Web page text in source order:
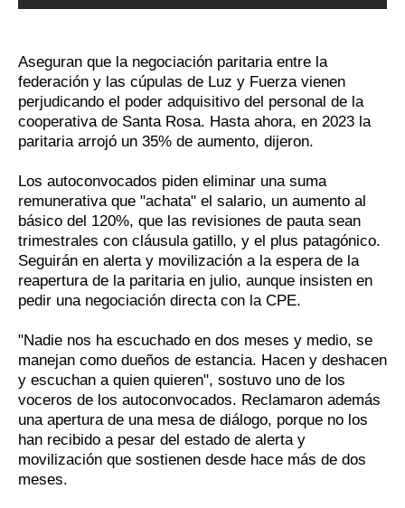
Aseguran que la negociación paritaria entre la
federación y las cúpulas de Luz y Fuerza vienen
perjudicando el poder adquisitivo del personal de la
cooperativa de Santa Rosa. Hasta ahora, en 2023 la
paritaria arrojó un 35% de aumento, dijeron.
Los autoconvocados piden eliminar una suma
remunerativa que "achata" el salario, un aumento al
básico del 120%, que las revisiones de pauta sean
trimestrales con cláusula gatillo, y el plus patagónico.
Seguirán en alerta y movilización a la espera de la
reapertura de la paritaria en julio, aunque insisten en
pedir una negociación directa con la CPE.
"Nadie nos ha escuchado en dos meses y medio, se
manejan como dueños de estancia. Hacen y deshacen
y escuchan a quien quieren", sostuvo uno de los
voceros de los autoconvocados. Reclamaron además
una apertura de una mesa de diálogo, porque no los
han recibido a pesar del estado de alerta y
movilización que sostienen desde hace más de dos
meses.